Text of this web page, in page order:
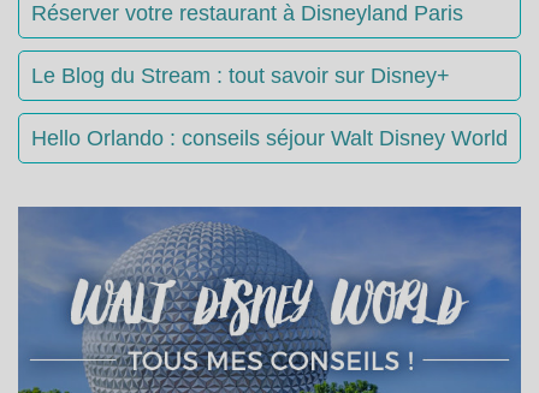
Réserver votre restaurant à Disneyland Paris
Le Blog du Stream : tout savoir sur Disney+
Hello Orlando : conseils séjour Walt Disney World